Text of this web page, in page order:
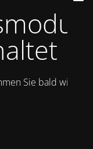
Sie bald wieder.